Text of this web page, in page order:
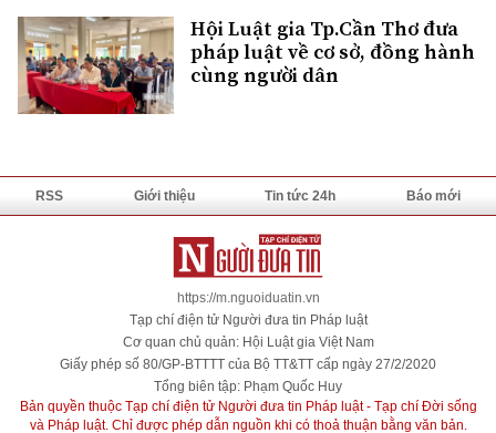
Hội Luật gia Tp.Cần Thơ đưa
pháp luật về cơ sở, đồng hành
cùng người dân
RSS Giới thiệu Tin tức 24h Báo mới
https://m.nguoiduatin.vn
Tạp chí điện tử Người đưa tin Pháp luật
Cơ quan chủ quản: Hội Luật gia Việt Nam
Giấy phép số 80/GP-BTTTT của Bộ TT&TT cấp ngày 27/2/2020
Tổng biên tập: Phạm Quốc Huy
Bản quyền thuộc Tạp chí điện tử Người đưa tin Pháp luật - Tạp chí Đời sống
và Pháp luật. Chỉ được phép dẫn nguồn khi có thoả thuận bằng văn bản.